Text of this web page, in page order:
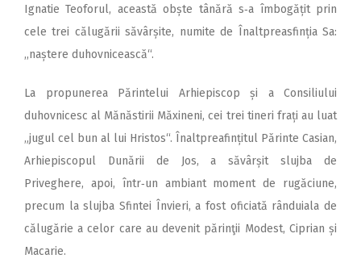
Ignatie Teoforul, această obște tânără s‑a îmbogățit prin
cele trei călugării săvârșite, numite de Înaltpreasfinția Sa:
,,naștere duhovnicească“.
La propunerea Părintelui Arhiepiscop și a Consiliului
duhovnicesc al Mănăstirii Măxineni, cei trei tineri frați au luat
„jugul cel bun al lui Hristos“. Înaltpreafințitul Părinte Casian,
Arhiepiscopul Dunării de Jos, a săvârșit slujba de
Priveghere, apoi, într‑un ambiant moment de rugăciune,
precum la slujba Sfintei Învieri, a fost oficiată rânduiala de
călugărie a celor care au devenit părinţii Modest, Ciprian și
Macarie.